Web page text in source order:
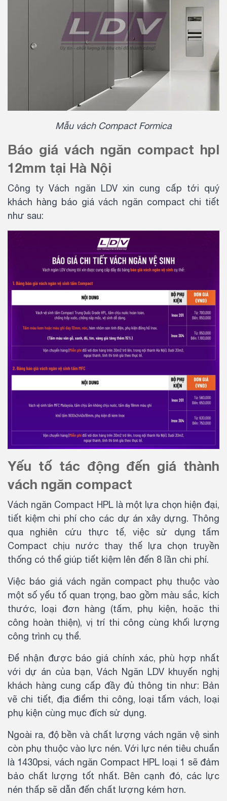
Mẫu vách Compact Formica
Báo giá vách ngăn compact hpl
12mm tại Hà Nội
Công ty Vách ngăn LDV xin cung cấp tới quý
khách hàng báo giá vách ngăn compact chi tiết
như sau:
Yếu tố tác động đến giá thành
vách ngăn compact
Vách ngăn Compact HPL là một lựa chọn hiện đại,
tiết kiệm chi phí cho các dự án xây dựng. Thông
qua nghiên cứu thực tế, việc sử dụng tấm
Compact chịu nước thay thế lựa chọn truyền
thống có thể giúp tiết kiệm lên đến 8 lần chi phí.
Việc báo giá vách ngăn compact phụ thuộc vào
một số yếu tố quan trọng, bao gồm màu sắc, kích
thước, loại đơn hàng (tấm, phụ kiện, hoặc thi
công hoàn thiện), vị trí thi công cùng khối lượng
công trình cụ thể.
Để nhận được báo giá chính xác, phù hợp nhất
với dự án của bạn, Vách Ngăn LDV khuyến nghị
khách hàng cung cấp đầy đủ thông tin như: Bản
vẽ chi tiết, địa điểm thi công, loại tấm vách, loại
phụ kiện cùng mục đích sử dụng.
Ngoài ra, độ bền và chất lượng vách ngăn vệ sinh
còn phụ thuộc vào lực nén. Với lực nén tiêu chuẩn
là 1430psi, vách ngăn Compact HPL loại 1 sẽ đảm
bảo chất lượng tốt nhất. Bên cạnh đó, các lực
nén thấp sẽ dẫn đến chất lượng kém hơn.